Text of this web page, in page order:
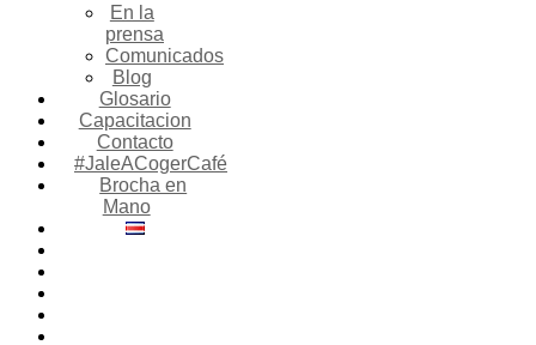
En la
prensa
Comunicados
Blog
Glosario
Capacitacion
Contacto
#JaleACogerCafé
Brocha en
Mano